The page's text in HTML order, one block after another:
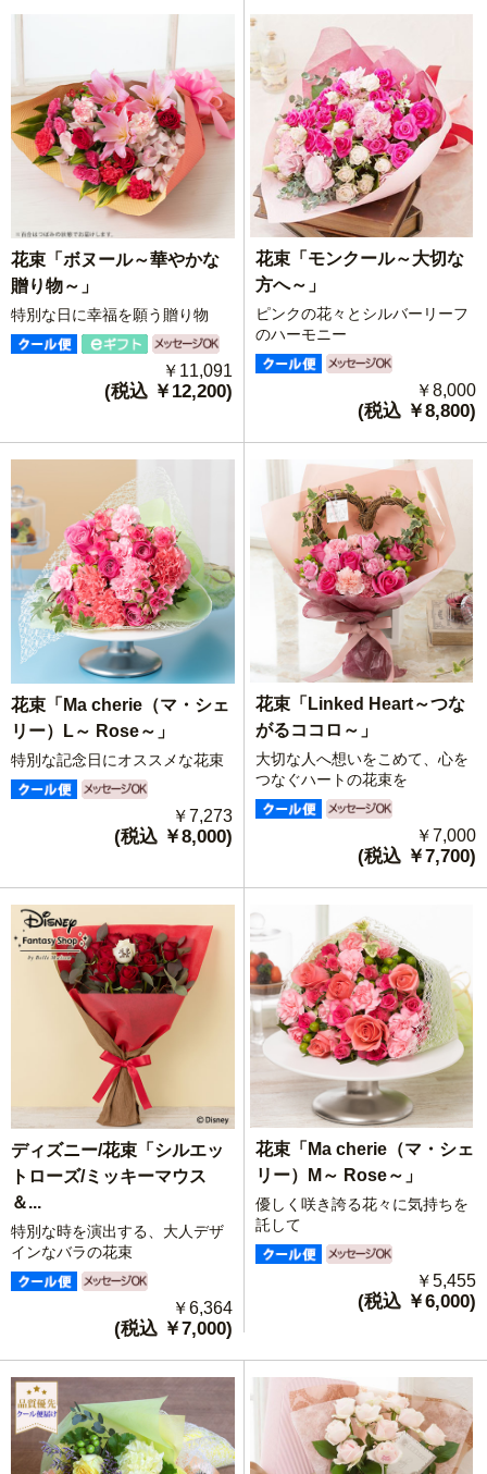
花束「ボヌール～華やかな
贈り物～」
特別な日に幸福を願う贈り物
￥11,091
(税込 ￥12,200)
花束「モンクール～大切な
方へ～」
ピンクの花々とシルバーリーフ
のハーモニー
￥8,000
(税込 ￥8,800)
花束「Ma cherie（マ・シェ
リー）L～ Rose～」
特別な記念日にオススメな花束
￥7,273
(税込 ￥8,000)
花束「Linked Heart～つな
がるココロ～」
大切な人へ想いをこめて、心を
つなぐハートの花束を
￥7,000
(税込 ￥7,700)
ディズニー/花束「シルエッ
トローズ/ミッキーマウス
＆...
特別な時を演出する、大人デザ
インなバラの花束
￥6,364
(税込 ￥7,000)
花束「Ma cherie（マ・シェ
リー）M～ Rose～」
優しく咲き誇る花々に気持ちを
託して
￥5,455
(税込 ￥6,000)